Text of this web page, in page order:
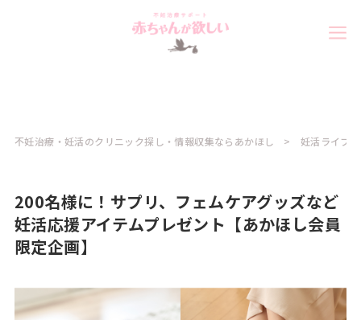
不妊治療・妊活のクリニック探し・情報収集ならあかほし 妊活ライフ
200名様に！サプリ、フェムケアグッズなど
妊活応援アイテムプレゼント【あかほし会員
限定企画】